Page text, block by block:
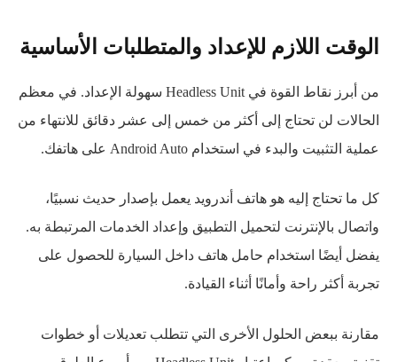
الوقت اللازم للإعداد والمتطلبات الأساسية
من أبرز نقاط القوة في Headless Unit سهولة الإعداد. في معظم
الحالات لن تحتاج إلى أكثر من خمس إلى عشر دقائق للانتهاء من
عملية التثبيت والبدء في استخدام Android Auto على هاتفك.
كل ما تحتاج إليه هو هاتف أندرويد يعمل بإصدار حديث نسبيًا،
واتصال بالإنترنت لتحميل التطبيق وإعداد الخدمات المرتبطة به.
يفضل أيضًا استخدام حامل هاتف داخل السيارة للحصول على
تجربة أكثر راحة وأمانًا أثناء القيادة.
مقارنة ببعض الحلول الأخرى التي تتطلب تعديلات أو خطوات